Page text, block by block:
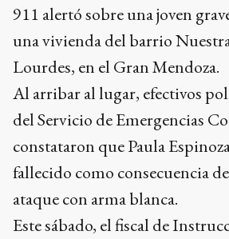
911 alertó sobre una joven
una vivienda del barrio
Lourdes, en el Gran Mendoza.
Al arribar al lugar, efectivos
del Servicio de Emergencias
constataron que Paula
fallecido como consecuencia
ataque con arma blanca.
Este sábado, el fiscal de